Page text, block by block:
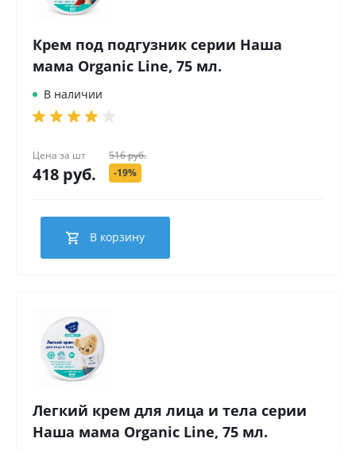
Крем под подгузник серии Наша
мама Organic Line, 75 мл.
В наличии
Цена за шт
418 руб.
516 руб.
-19%
В корзину
Легкий крем для лица и тела серии
Наша мама Organic Line, 75 мл.